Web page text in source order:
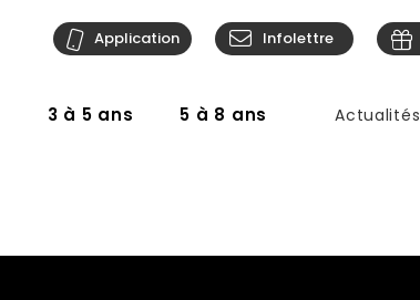
3 à 5 ans 5 à 8 ans Actualités
Application Infolettre